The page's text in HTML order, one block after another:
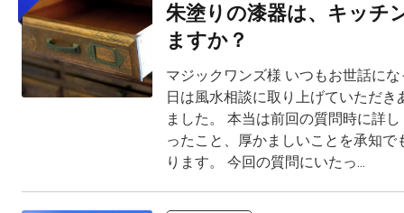
朱塗りの漆器は、キッチ
ますか？
マジックワンズ様 いつもお世話に
日は風水相談に取り上げていただき
ました。 本当は前回の質問時に詳
ったこと、厚かましいことを承知で
ります。 今回の質問にいたっ...